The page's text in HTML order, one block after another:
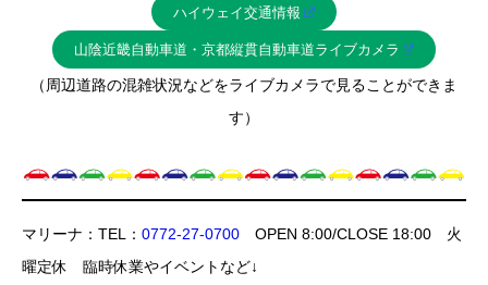
ハイウェイ交通情報
山陰近畿自動車道・京都縦貫自動車道ライブカメラ
（周辺道路の混雑状況などをライブカメラで見ることができま
す）
マリーナ：TEL： 0772-27-0700 OPEN 8:00/CLOSE 18:00 火
曜定休 臨時休業やイベントなど↓